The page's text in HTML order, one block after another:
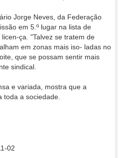
Jorge Neves, da Federação
em 5.º lugar na lista de
ça. "Talvez se tratem de
em zonas mais iso- ladas no
que se possam sentir mais
sindical.
e variada, mostra que a
toda a sociedade.
02